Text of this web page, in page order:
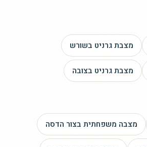
מצבת גרניט בשורש
מצבת גרניט בצובה
מצבה משפחתית בצור הדסה